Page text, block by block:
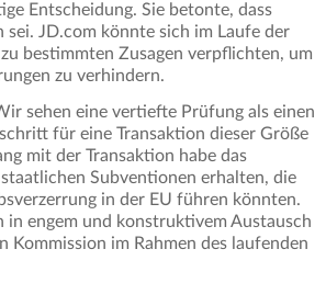
Entscheidung. Sie betonte, dass
sei. JD.com könnte sich im Laufe der
bestimmten Zusagen verpflichten, um
zu verhindern.
sehen eine vertiefte Prüfung als einen
für eine Transaktion dieser Größe
mit der Transaktion habe das
Subventionen erhalten, die
in der EU führen könnten.
in engem und konstruktivem Austausch
Kommission im Rahmen des laufenden